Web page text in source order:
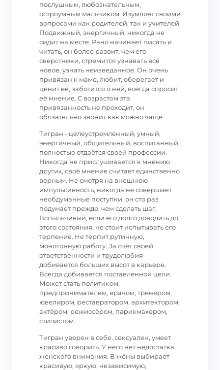
послушным, любознательным,
остроумным мальчиком. Изумляет своими
вопросами как родителей, так и учителей.
Подвижный, энергичный, никогда не
сидит на месте. Рано начинает писать и
читать, он более развит, чем его
сверстники, стремится узнавать всё
новое, узнать неизведанное. Он очень
привязан к маме, любит, оберегает и
ценит её, заботится о ней, всегда спросит
её мнение. С возрастом эта
привязанность не проходит, он
обязательно звонит как можно чаще.
Тигран - целеустремлённый, умный,
энергичный, общительный, воспитанный,
полностью отдаётся своей профессии.
Никогда не прислушивается к мнению
других, своё мнение считает единственно
верным. Не смотря на внешнюю
импульсивность, никогда не совершает
необдуманные поступки, он сто раз
подумает прежде, чем сделать шаг.
Вспыльчивый, если его долго доводить до
этого состояния, не стоит испытывать его
терпение. Не терпит рутинную,
монотонную работу. За счёт своей
ответственности и трудолюбия
добивается больших высот в карьере.
Всегда добивается поставленной цели.
Может стать политиком,
предпринимателем, врачом, тренером,
ювелиром, реставратором, архитектором,
актёром, режиссёром, парикмахером,
стилистом.
Тигран уверен в себе, сексуален, умеет
красиво говорить. У него нет недостатка
женского внимания. В жёны выбирает
красивую, яркую, независимую,